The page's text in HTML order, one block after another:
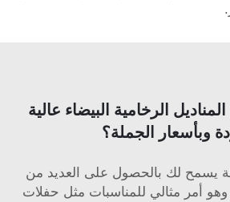
الرخامية البيضاء عالية
وبأسعار الجملة؟
يسمح لك بالحصول على العديد من
وهو أمر مثالي للمناسبات مثل حفلات